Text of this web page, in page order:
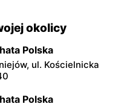
okolicy
Polska
ul. Kościelnicka
Polska